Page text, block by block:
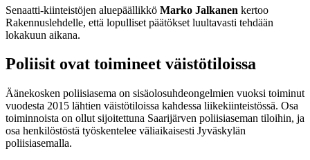
Senaatti-kiinteistöjen aluepäällikkö Marko Jalkanen kertoo
Rakennuslehdelle, että lopulliset päätökset luultavasti tehdään
lokakuun aikana.
Poliisit ovat toimineet väistötiloissa
Äänekosken poliisiasema on sisäolosuhdeongelmien vuoksi toiminut
vuodesta 2015 lähtien väistötiloissa kahdessa liikekiinteistössä. Osa
toiminnoista on ollut sijoitettuna Saarijärven poliisiaseman tiloihin, ja
osa henkilöstöstä työskentelee väliaikaisesti Jyväskylän
poliisiasemalla.